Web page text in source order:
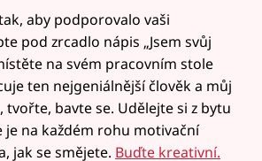
aby podporovalo vaši
pod zrcadlo nápis „Jsem svůj
na svém pracovním stole
ten nejgeniálnější člověk a můj
tvořte, bavte se. Udělejte si z bytu
je na každém rohu motivační
jak se smějete. Buďte kreativní.